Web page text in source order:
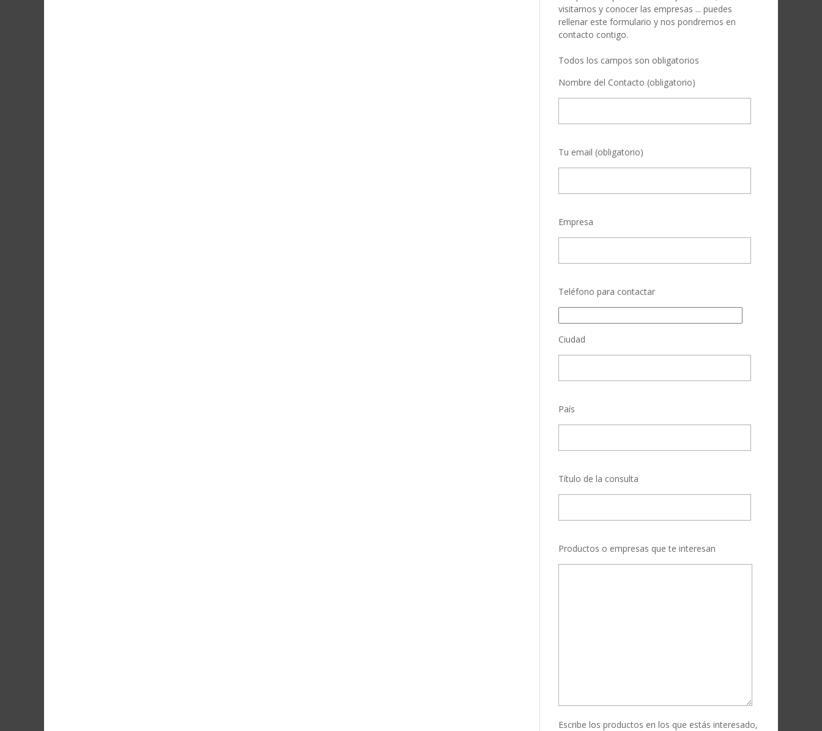
visitarnos y conocer las empresas ... puedes
rellenar este formulario y nos pondremos en
contacto contigo.
Todos los campos son obligatorios
Nombre del Contacto (obligatorio)
Tu email (obligatorio)
Empresa
Teléfono para contactar
Ciudad
País
Título de la consulta
Productos o empresas que te interesan
Escribe los productos en los que estás interesado,